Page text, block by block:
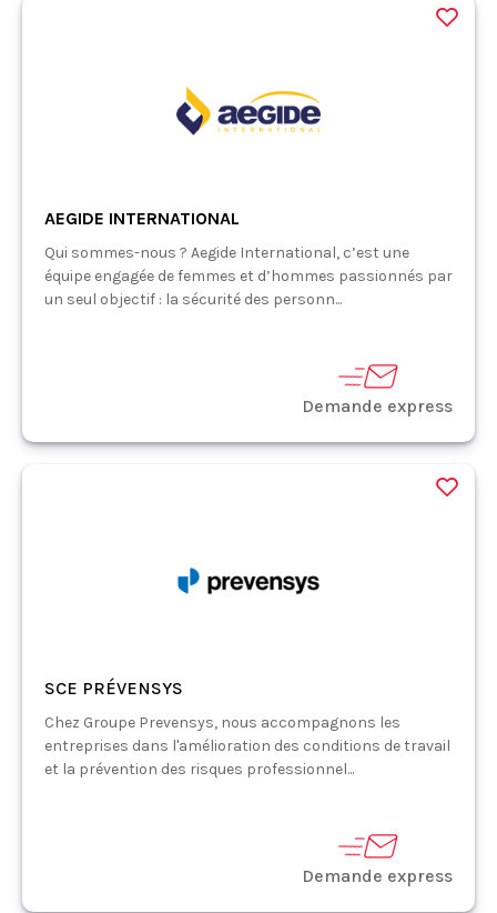
AEGIDE INTERNATIONAL
Qui sommes-nous ? Aegide International, c’est une
équipe engagée de femmes et d’hommes passionnés par
un seul objectif : la sécurité des personn...
Demande express
SCE PRÉVENSYS
Chez Groupe Prevensys, nous accompagnons les
entreprises dans l'amélioration des conditions de travail
et la prévention des risques professionnel...
Demande express